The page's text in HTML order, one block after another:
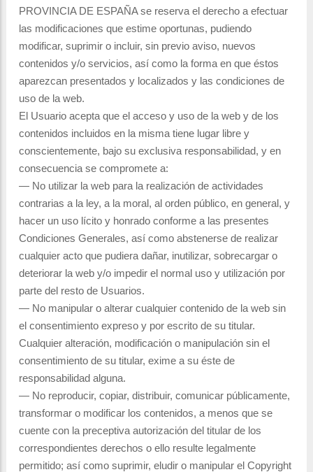
PROVINCIA DE ESPAÑA se reserva el derecho a efectuar
las modificaciones que estime oportunas, pudiendo
modificar, suprimir o incluir, sin previo aviso, nuevos
contenidos y/o servicios, así como la forma en que éstos
aparezcan presentados y localizados y las condiciones de
uso de la web.
El Usuario acepta que el acceso y uso de la web y de los
contenidos incluidos en la misma tiene lugar libre y
conscientemente, bajo su exclusiva responsabilidad, y en
consecuencia se compromete a:
— No utilizar la web para la realización de actividades
contrarias a la ley, a la moral, al orden público, en general, y
hacer un uso lícito y honrado conforme a las presentes
Condiciones Generales, así como abstenerse de realizar
cualquier acto que pudiera dañar, inutilizar, sobrecargar o
deteriorar la web y/o impedir el normal uso y utilización por
parte del resto de Usuarios.
— No manipular o alterar cualquier contenido de la web sin
el consentimiento expreso y por escrito de su titular.
Cualquier alteración, modificación o manipulación sin el
consentimiento de su titular, exime a su éste de
responsabilidad alguna.
— No reproducir, copiar, distribuir, comunicar públicamente,
transformar o modificar los contenidos, a menos que se
cuente con la preceptiva autorización del titular de los
correspondientes derechos o ello resulte legalmente
permitido; así como suprimir, eludir o manipular el Copyright